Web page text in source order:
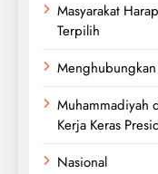
Masyarakat
Terpilih
Muhammadiyah
Kerja Keras
Nasional